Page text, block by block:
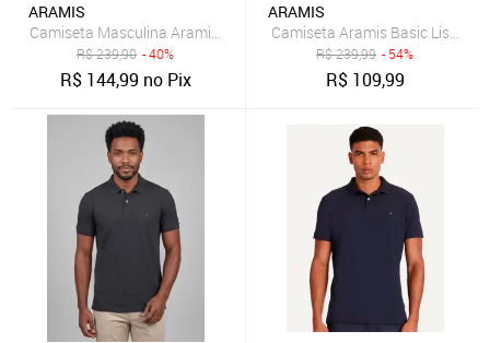
ARAMIS
Camiseta Masculina Aramis Logo Azul Marinho
R$239,90 - 40%
R$ 144,99 no Pix
ARAMIS
Camiseta Aramis Basic Lisa
R$239,99 - 54%
R$ 109,99